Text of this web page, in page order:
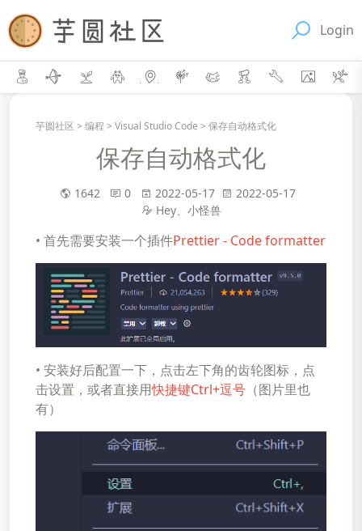
Login
芋圆社区 > 编程 > Visual Studio Code > 保存自动格式化
保存自动格式化
1642 0 2022-05-17
2022-05-17
Hey、小怪兽
• 首先需要安装一个插件Prettier - Code formatter
• 安装好后配置一下，点击左下角的齿轮图标，点
击设置，或者直接用快捷键Ctrl+逗号 （图片里也
有）